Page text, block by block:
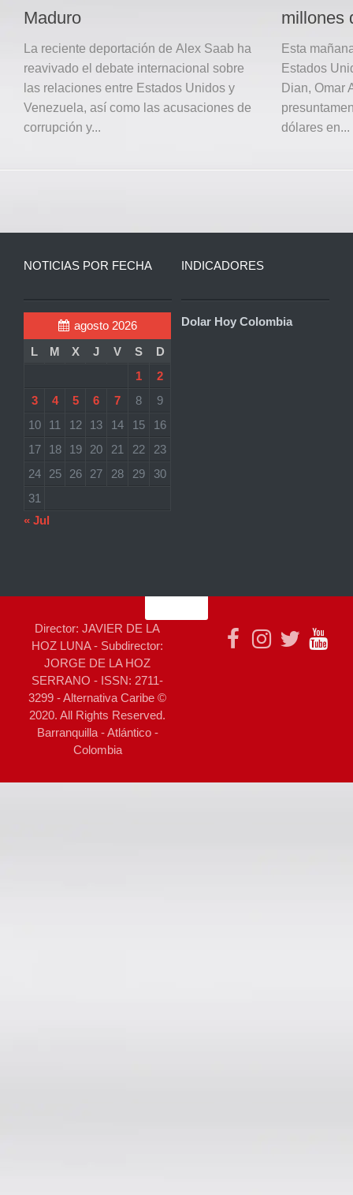
facebook
Twitter
Instagram
Registro ISSN: 2711-3299
Maduro
La reciente deportación de Alex Saab ha
reavivado el debate internacional sobre
las relaciones entre Estados Unidos y
Venezuela, así como las acusaciones de
corrupción y...
millones
Esta
Estados
Dian, Omar
dólares en...
NOTICIAS POR FECHA
agosto 2026
L
M X J V S
D
1
2
3
4 5 6 7 8
9
10
11 12 13 14 15
16
17
18 19 20 21 22
23
24
25 26 27 28 29
30
31
« Jul
INDICADORES
Dolar Hoy Colombia
Director: JAVIER DE LA
HOZ LUNA - Subdirector:
JORGE DE LA HOZ
SERRANO - ISSN: 2711-
3299 - Alternativa Caribe ©
2020. All Rights Reserved.
Barranquilla - Atlántico -
Colombia